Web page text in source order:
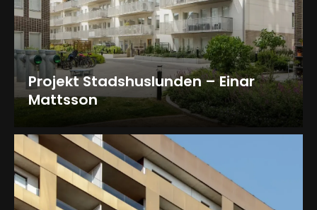
Projekt Stadshuslunden – Einar
Mattsson